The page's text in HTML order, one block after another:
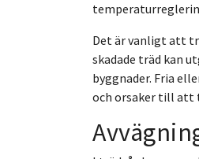
Det är vanligt att
skadade träd kan
byggnader. Fria
och orsaker till att